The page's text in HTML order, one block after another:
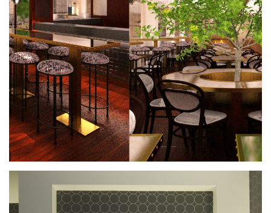
Bistró Amérigo